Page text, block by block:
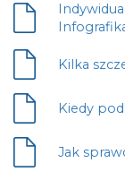
karcie
się
w
nowej
karcie
się
w
nowej
karcie
Kilka
otwiera
się
w
nowej
karcie
Kiedy
otwiera
się
w
Jak